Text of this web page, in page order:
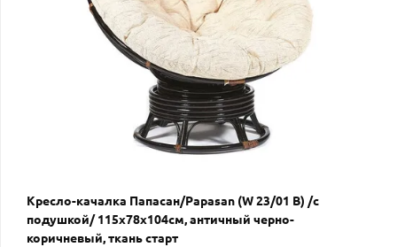
Кресло-качалка Папасан/Papasan (W 23/01 B) /с
подушкой/ 115х78х104см, античный черно-
коричневый, ткань старт